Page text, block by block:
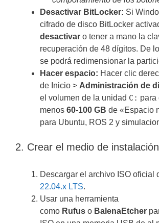
Desactivar BitLocker: Si
cifrado de disco BitLocker
desactivar o tener a mano la
recuperación de 48 dígitos. De
se podrá redimensionar la
Hacer espacio: Hacer clic
de Inicio > Administración de
el volumen de la unidad C: para
menos 60-100 GB de «Espacio
para Ubuntu, ROS 2 y
2. Crear el medio de instalación
Descargar el archivo ISO oficial
22.04.x LTS.
Usar una herramienta
como Rufus o BalenaEtcher